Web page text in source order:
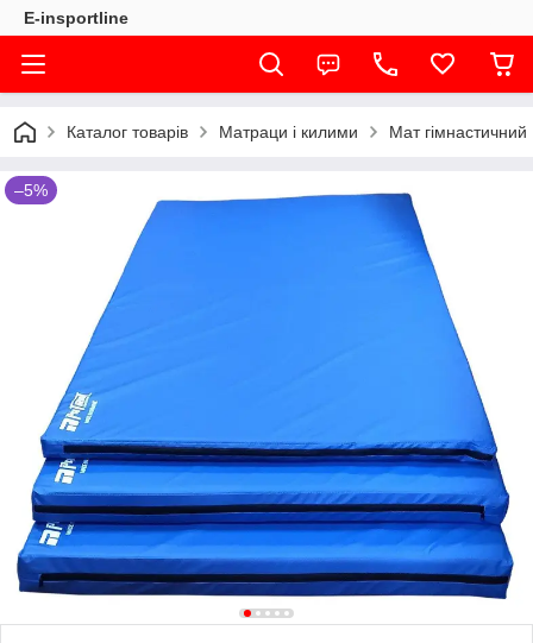
E-insportline
Каталог товарів Матраци і килими Мат
–5%